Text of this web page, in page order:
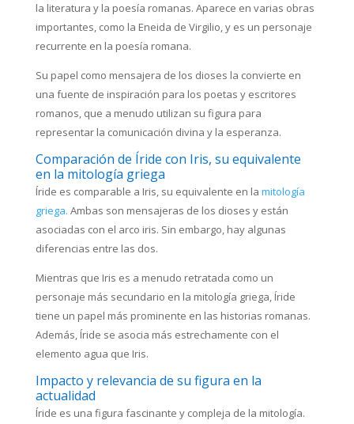
la literatura y la poesía romanas. Aparece en varias obras
importantes, como la Eneida de Virgilio, y es un personaje
recurrente en la poesía romana.
Su papel como mensajera de los dioses la convierte en
una fuente de inspiración para los poetas y escritores
romanos, que a menudo utilizan su figura para
representar la comunicación divina y la esperanza.
Comparación de Íride con Iris, su equivalente
en la mitología griega
Íride es comparable a Iris, su equivalente en la mitología
griega. Ambas son mensajeras de los dioses y están
asociadas con el arco iris. Sin embargo, hay algunas
diferencias entre las dos.
Mientras que Iris es a menudo retratada como un
personaje más secundario en la mitología griega, Íride
tiene un papel más prominente en las historias romanas.
Además, Íride se asocia más estrechamente con el
elemento agua que Iris.
Impacto y relevancia de su figura en la
actualidad
Íride es una figura fascinante y compleja de la mitología.